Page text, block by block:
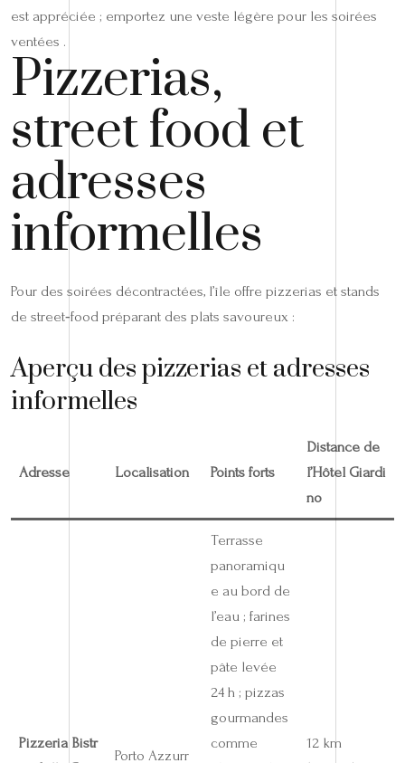
est appréciée ; emportez une veste légère pour les soirées
ventées .
Pizzerias,
street food et
adresses
informelles
Pour des soirées décontractées, l’île offre pizzerias et stands
de street‑food préparant des plats savoureux :
Aperçu des pizzerias et adresses
informelles
Adresse Localisation Points forts
Distance de
l’Hôtel Giardi
no
Pizzeria Bistr
Porto Azzurr
Terrasse
panoramiqu
e au bord de
l’eau ; farines
de pierre et
pâte levée
24 h ; pizzas
gourmandes
comme
12 km